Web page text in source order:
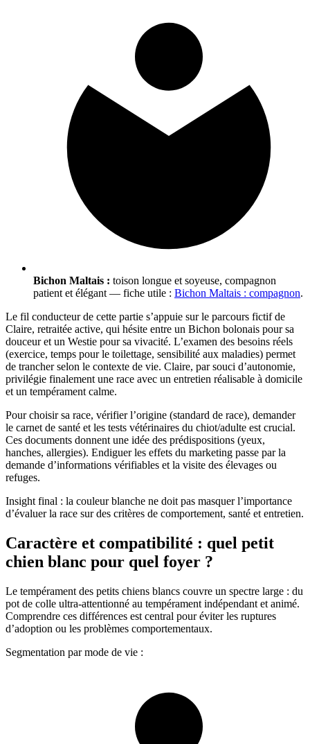
Bichon Maltais : toison longue et soyeuse, compagnon
patient et élégant — fiche utile : Bichon Maltais : compagnon.
Le fil conducteur de cette partie s’appuie sur le parcours fictif de
Claire, retraitée active, qui hésite entre un Bichon bolonais pour sa
douceur et un Westie pour sa vivacité. L’examen des besoins réels
(exercice, temps pour le toilettage, sensibilité aux maladies) permet
de trancher selon le contexte de vie. Claire, par souci d’autonomie,
privilégie finalement une race avec un entretien réalisable à domicile
et un tempérament calme.
Pour choisir sa race, vérifier l’origine (standard de race), demander
le carnet de santé et les tests vétérinaires du chiot/adulte est crucial.
Ces documents donnent une idée des prédispositions (yeux,
hanches, allergies). Endiguer les effets du marketing passe par la
demande d’informations vérifiables et la visite des élevages ou
refuges.
Insight final : la couleur blanche ne doit pas masquer l’importance
d’évaluer la race sur des critères de comportement, santé et entretien.
Caractère et compatibilité : quel petit
chien blanc pour quel foyer ?
Le tempérament des petits chiens blancs couvre un spectre large : du
pot de colle ultra-attentionné au tempérament indépendant et animé.
Comprendre ces différences est central pour éviter les ruptures
d’adoption ou les problèmes comportementaux.
Segmentation par mode de vie :